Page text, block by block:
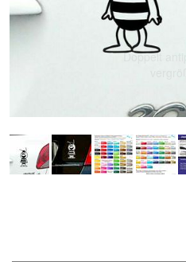
Doppelt